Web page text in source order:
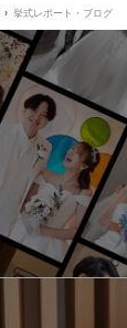
挙式レポート・ブログ